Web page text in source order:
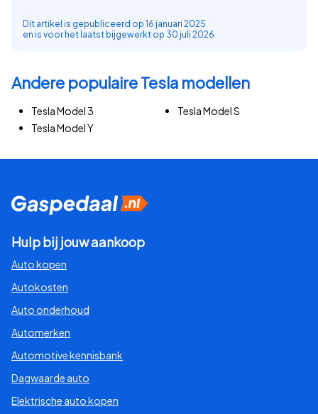
Dit artikel is gepubliceerd op 16 januari 2025
en is voor het laatst bijgewerkt op 30 juli 2026
Andere populaire Tesla modellen
Tesla Model 3
Tesla Model S
Tesla Model Y
Hulp bij jouw aankoop
Auto kopen
Autokosten
Auto onderhoud
Automerken
Automotive kennisbank
Dagwaarde auto
Elektrische auto kopen